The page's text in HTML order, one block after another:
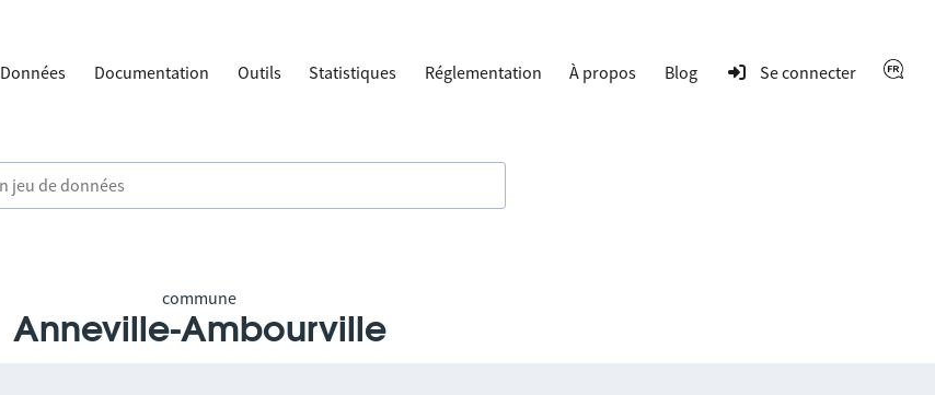
Données Documentation Outils Statistiques Réglementation À propos Blog Se connecter
commune
Anneville-Ambourville